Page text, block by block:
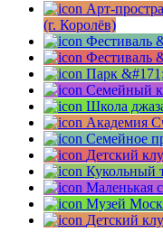
Арт-
(г. Королёв)
Фестиваль
Фестиваль
Парк
Семейный
Школа
Академия
Семейное
Детский
Кукольный
Маленькая
Музей
Детский